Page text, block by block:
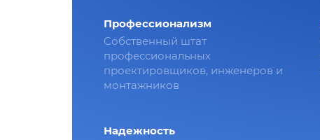
Профессионализм
Собственный штат
профессиональных
проектировщиков, инженеров и
монтажников
Надежность